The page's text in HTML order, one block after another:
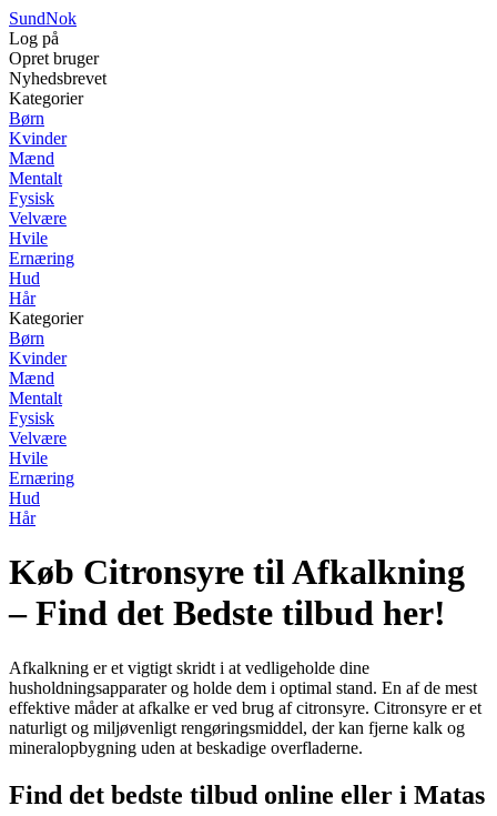
SundNok
Log på
Opret bruger
Nyhedsbrevet
Kategorier
Børn
Kvinder
Mænd
Mentalt
Fysisk
Velvære
Hvile
Ernæring
Hud
Hår
Kategorier
Børn
Kvinder
Mænd
Mentalt
Fysisk
Velvære
Hvile
Ernæring
Hud
Hår
Køb Citronsyre til Afkalkning
– Find det Bedste tilbud her!
Afkalkning er et vigtigt skridt i at vedligeholde dine
husholdningsapparater og holde dem i optimal stand. En af de mest
effektive måder at afkalke er ved brug af citronsyre. Citronsyre er et
naturligt og miljøvenligt rengøringsmiddel, der kan fjerne kalk og
mineralopbygning uden at beskadige overfladerne.
Find det bedste tilbud online eller i Matas